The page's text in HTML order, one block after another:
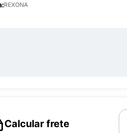
REXONA
Calcular frete